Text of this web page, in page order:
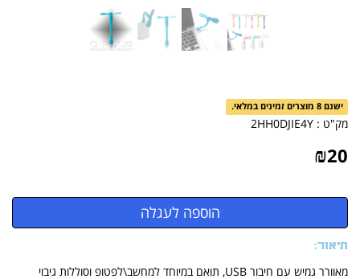
ישנם 8 מוצרים זמינים במלאי.
מק"ט : 2HH0DJIE4Y
₪20
תיאור:
מאוורר גמיש עם חיבור USB, תואם במיוחד למחשב\לפטופ וסוללות גיבוי